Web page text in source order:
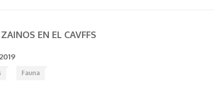
EN EL CAVFFS
Fauna